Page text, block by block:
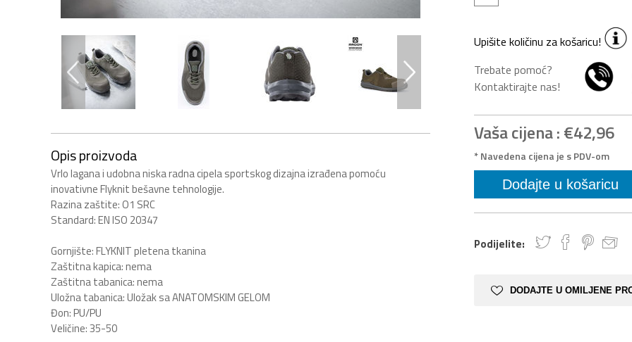
Opis proizvoda
Vrlo lagana i udobna niska radna cipela sportskog dizajna izrađena pomoću
inovativne Flyknit bešavne tehnologije.
Razina zaštite: O1 SRC
Standard: EN ISO 20347
Gornjište: FLYKNIT pletena tkanina
Zaštitna kapica: nema
Zaštitna tabanica: nema
Uložna tabanica: Uložak sa ANATOMSKIM GELOM
Đon: PU/PU
Veličine: 35-50
Upišite količinu za košaricu!
Trebate pomoć?
Kontaktirajte nas!
Vaša cijena :€42,96
* Navedena cijena je s PDV-om
Podijelite:
DODAJTE U OMILJENE